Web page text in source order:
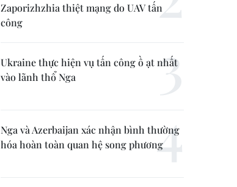
Zaporizhzhia thiệt mạng do UAV tấn
công
Ukraine thực hiện vụ tấn công ồ ạt nhất
vào lãnh thổ Nga
Nga và Azerbaijan xác nhận bình thường
hóa hoàn toàn quan hệ song phương